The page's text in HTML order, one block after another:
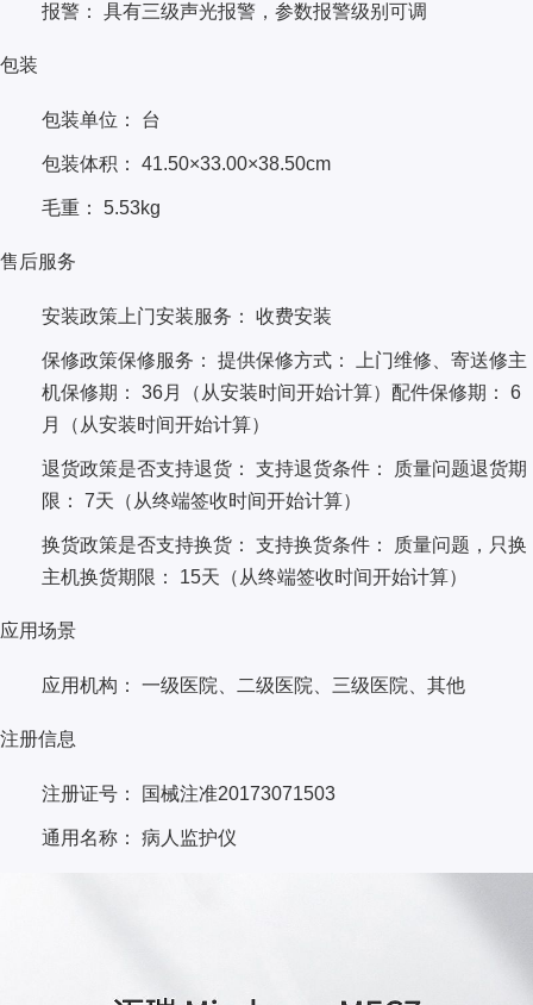
报警： 具有三级声光报警，参数报警级别可调
包装
包装单位： 台
包装体积： 41.50×33.00×38.50cm
毛重： 5.53kg
售后服务
安装政策上门安装服务： 收费安装
保修政策保修服务： 提供保修方式： 上门维修、寄送修主
机保修期： 36月（从安装时间开始计算）配件保修期： 6
月（从安装时间开始计算）
退货政策是否支持退货： 支持退货条件： 质量问题退货期
限： 7天（从终端签收时间开始计算）
换货政策是否支持换货： 支持换货条件： 质量问题，只换
主机换货期限： 15天（从终端签收时间开始计算）
应用场景
应用机构： 一级医院、二级医院、三级医院、其他
注册信息
注册证号： 国械注准20173071503
通用名称： 病人监护仪